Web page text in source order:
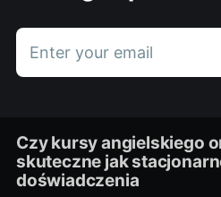
Enter your email
Czy kursy angielskiego
skuteczne jak
doświadczenia